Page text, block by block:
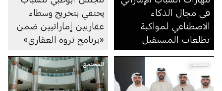
في مجال الذكاء
الاصطناعي لمواكبة
تطلعات المستقبل
يحتفي بتخريج وسطاء
عقاريين إماراتيين ضمن
«برنامج ثروة العقاري»
المجتمع المجتمع